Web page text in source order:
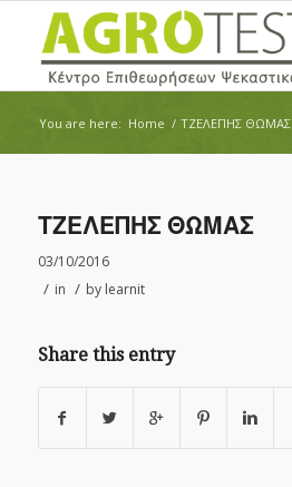
You are here: Home / ΤΖΕΛΕΠΗΣ ΘΩΜΑΣ
ΤΖΕΛΕΠΗΣ ΘΩΜΑΣ
03/10/2016
/ in / by learnit
Share this entry